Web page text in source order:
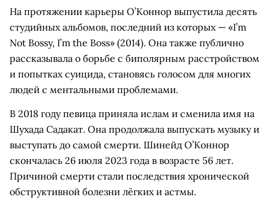
На протяжении карьеры О’Коннор выпустила десять
студийных альбомов, последний из которых — «I’m
Not Bossy, I’m the Boss» (2014). Она также публично
рассказывала о борьбе с биполярным расстройством
и попытках суицида, становясь голосом для многих
людей с ментальными проблемами.
В 2018 году певица приняла ислам и сменила имя на
Шухада Садакат. Она продолжала выпускать музыку и
выступать до самой смерти. Шинейд О’Коннор
скончалась 26 июля 2023 года в возрасте 56 лет.
Причиной смерти стали последствия хронической
обструктивной болезни лёгких и астмы.